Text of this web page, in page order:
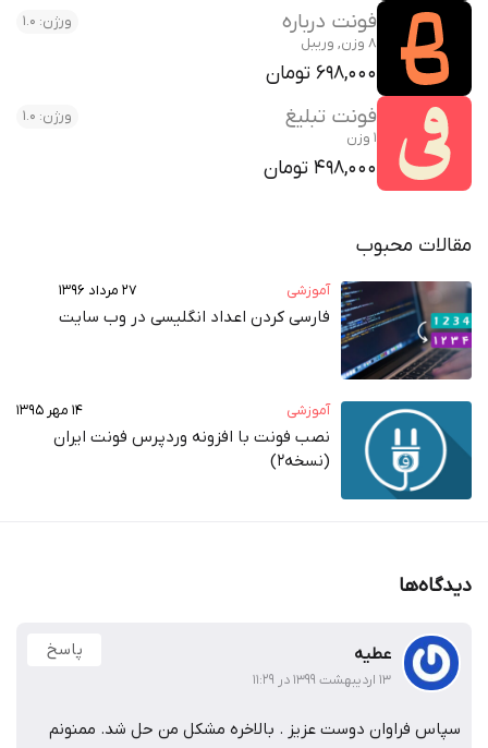
فونت درباره
ورژن: 1.0
8 وزن, وریبل
698,000 تومان
فونت تبلیغ
ورژن: 1.0
1 وزن
498,000 تومان
مقالات محبوب
آموزشی ۲۷ مرداد ۱۳۹۶
فارسی کردن اعداد انگلیسی در وب‌ سایت
آموزشی ۱۴ مهر ۱۳۹۵
نصب فونت با افزونه وردپرس فونت ایران
(نسخه2)
دیدگاه‌ها
عطیه
۱۳ اردیبهشت ۱۳۹۹ در ۱۱:۲۹
پاسخ
سپاس فراوان دوست عزیز . بالاخره مشکل من حل شد. ممنونم